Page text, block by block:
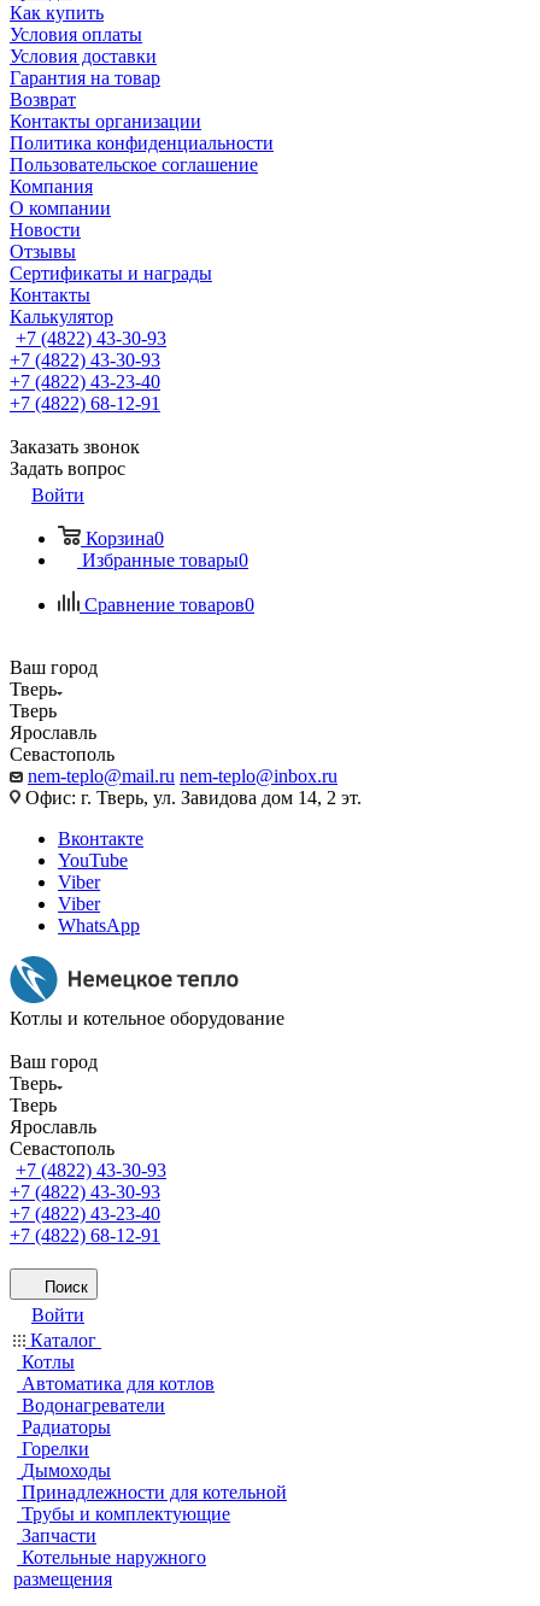
Как купить
Условия оплаты
Условия доставки
Гарантия на товар
Возврат
Контакты организации
Политика конфиденциальности
Пользовательское соглашение
Компания
О компании
Новости
Отзывы
Сертификаты и награды
Контакты
Калькулятор
+7 (4822) 43-30-93
+7 (4822) 43-30-93
+7 (4822) 43-23-40
+7 (4822) 68-12-91
Заказать звонок
Задать вопрос
Войти
Корзина0
Избранные товары0
Сравнение товаров0
Ваш город
Тверь
Тверь
Ярославль
Севастополь
nem-teplo@mail.ru nem-teplo@inbox.ru
Офис: г. Тверь, ул. Завидова дом 14, 2 эт.
Вконтакте
YouTube
Viber
Viber
WhatsApp
Котлы и котельное оборудование
Ваш город
Тверь
Тверь
Ярославль
Севастополь
+7 (4822) 43-30-93
+7 (4822) 43-30-93
+7 (4822) 43-23-40
+7 (4822) 68-12-91
Поиск
Войти
Каталог
Котлы
Автоматика для котлов
Водонагреватели
Радиаторы
Горелки
Дымоходы
Принадлежности для котельной
Трубы и комплектующие
Запчасти
Котельные наружного
размещения